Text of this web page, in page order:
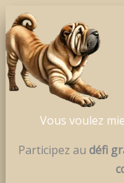
Vous voulez
Participez au défi